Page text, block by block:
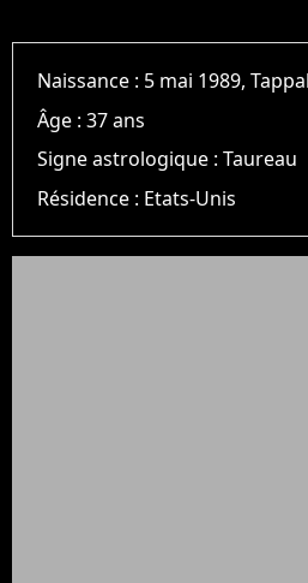
Naissance : 5 mai 1989,
Âge :37 ans
Signe astrologique :Taureau
Résidence : Etats-Unis